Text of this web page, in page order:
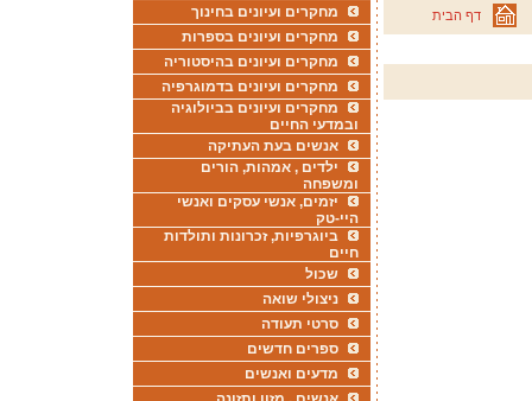
דף הבית
מחקרים ועיונים בחינוך
מחקרים ועיונים בספרות
מחקרים ועיונים בהיסטוריה
מחקרים ועיונים בדמוגרפיה
מחקרים ועיונים בביולוגיה
ובמדעי החיים
אנשים בעת העתיקה
ילדים , אמהות, הורים
ומשפחה
יזמים, אנשי עסקים ואנשי
היי-טק
ביוגרפיות, זכרונות ותולדות
חיים
שכול
ניצולי שואה
סרטי תעודה
ספרים חדשים
מדעים ואנשים